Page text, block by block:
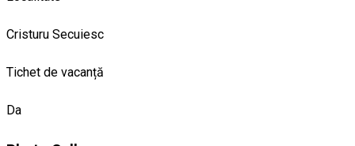
Cristuru Secuiesc
Tichet de vacanță
Da